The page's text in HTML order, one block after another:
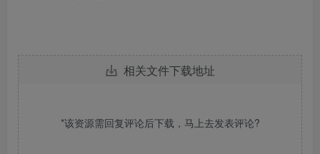
相关文件下载地址
*该资源需回复评论后下载，马上去发表评论?